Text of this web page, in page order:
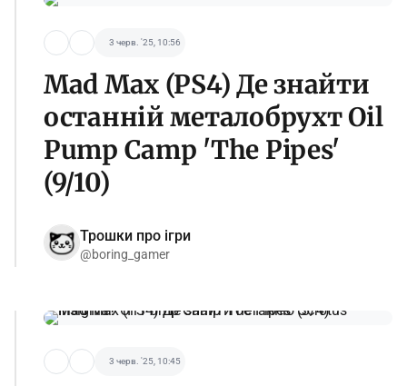
3 черв. '25, 10:56
Mad Max (PS4) Де знайти
останній металобрухт Oil
Pump Camp 'The Pipes'
(9/10)
Трошки про ігри
@boring_gamer
3 черв. '25, 10:45